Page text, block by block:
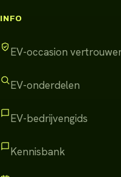
INFO
EV-occasion
EV-onderdelen
EV-bedrijvengids
Kennisbank